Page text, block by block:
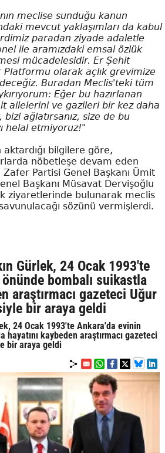
meclise sunduğu kanun
mevcut yaklaşımları da kabul
paradan ziyade adaletle
ile aramızdaki emsal özlük
mücadelesidir. Er Şehit
Platformu olarak açlık grevimize
Buradan Meclis'teki tüm
Eğer bu hazırlanan
ailelerini ve gazileri bir kez daha
bizi ağlatırsanız, size de bu
helal etmiyoruz!"
aktardığı bilgilere göre,
nöbetleşe devam eden
Partisi Genel Başkanı Ümit
Başkanı Müsavat Dervişoğlu
ziyaretlerinde bulunarak meclis
sözünü vermişlerdi.
Gürlek, 24 Ocak 1993'te
bombalı suikastla
araştırmacı gazeteci Uğur
bir araya geldi
24 Ocak 1993'te Ankara'da evinin
hayatını kaybeden araştırmacı gazeteci
bir araya geldi